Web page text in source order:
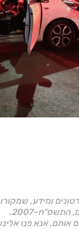
ומידע,
אותם, אנא פנו